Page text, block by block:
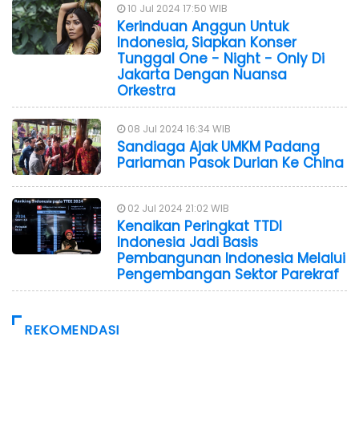
10 Jul 2024 17:50 WIB
Kerinduan Anggun Untuk
Indonesia, Siapkan Konser
Tunggal One - Night - Only Di
Jakarta Dengan Nuansa
Orkestra
08 Jul 2024 16:34 WIB
Sandiaga Ajak UMKM Padang
Pariaman Pasok Durian Ke China
02 Jul 2024 21:02 WIB
Kenaikan Peringkat TTDI
Indonesia Jadi Basis
Pembangunan Indonesia Melalui
Pengembangan Sektor Parekraf
REKOMENDASI